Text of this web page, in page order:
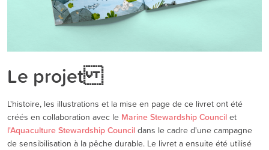
Le projet
L'histoire, les illustrations et la mise en page de ce livret ont été
créés en collaboration avec le Marine Stewardship Council et
l'Aquaculture Stewardship Council dans le cadre d'une campagne
de sensibilisation à la pêche durable. Le livret a ensuite été utilisé